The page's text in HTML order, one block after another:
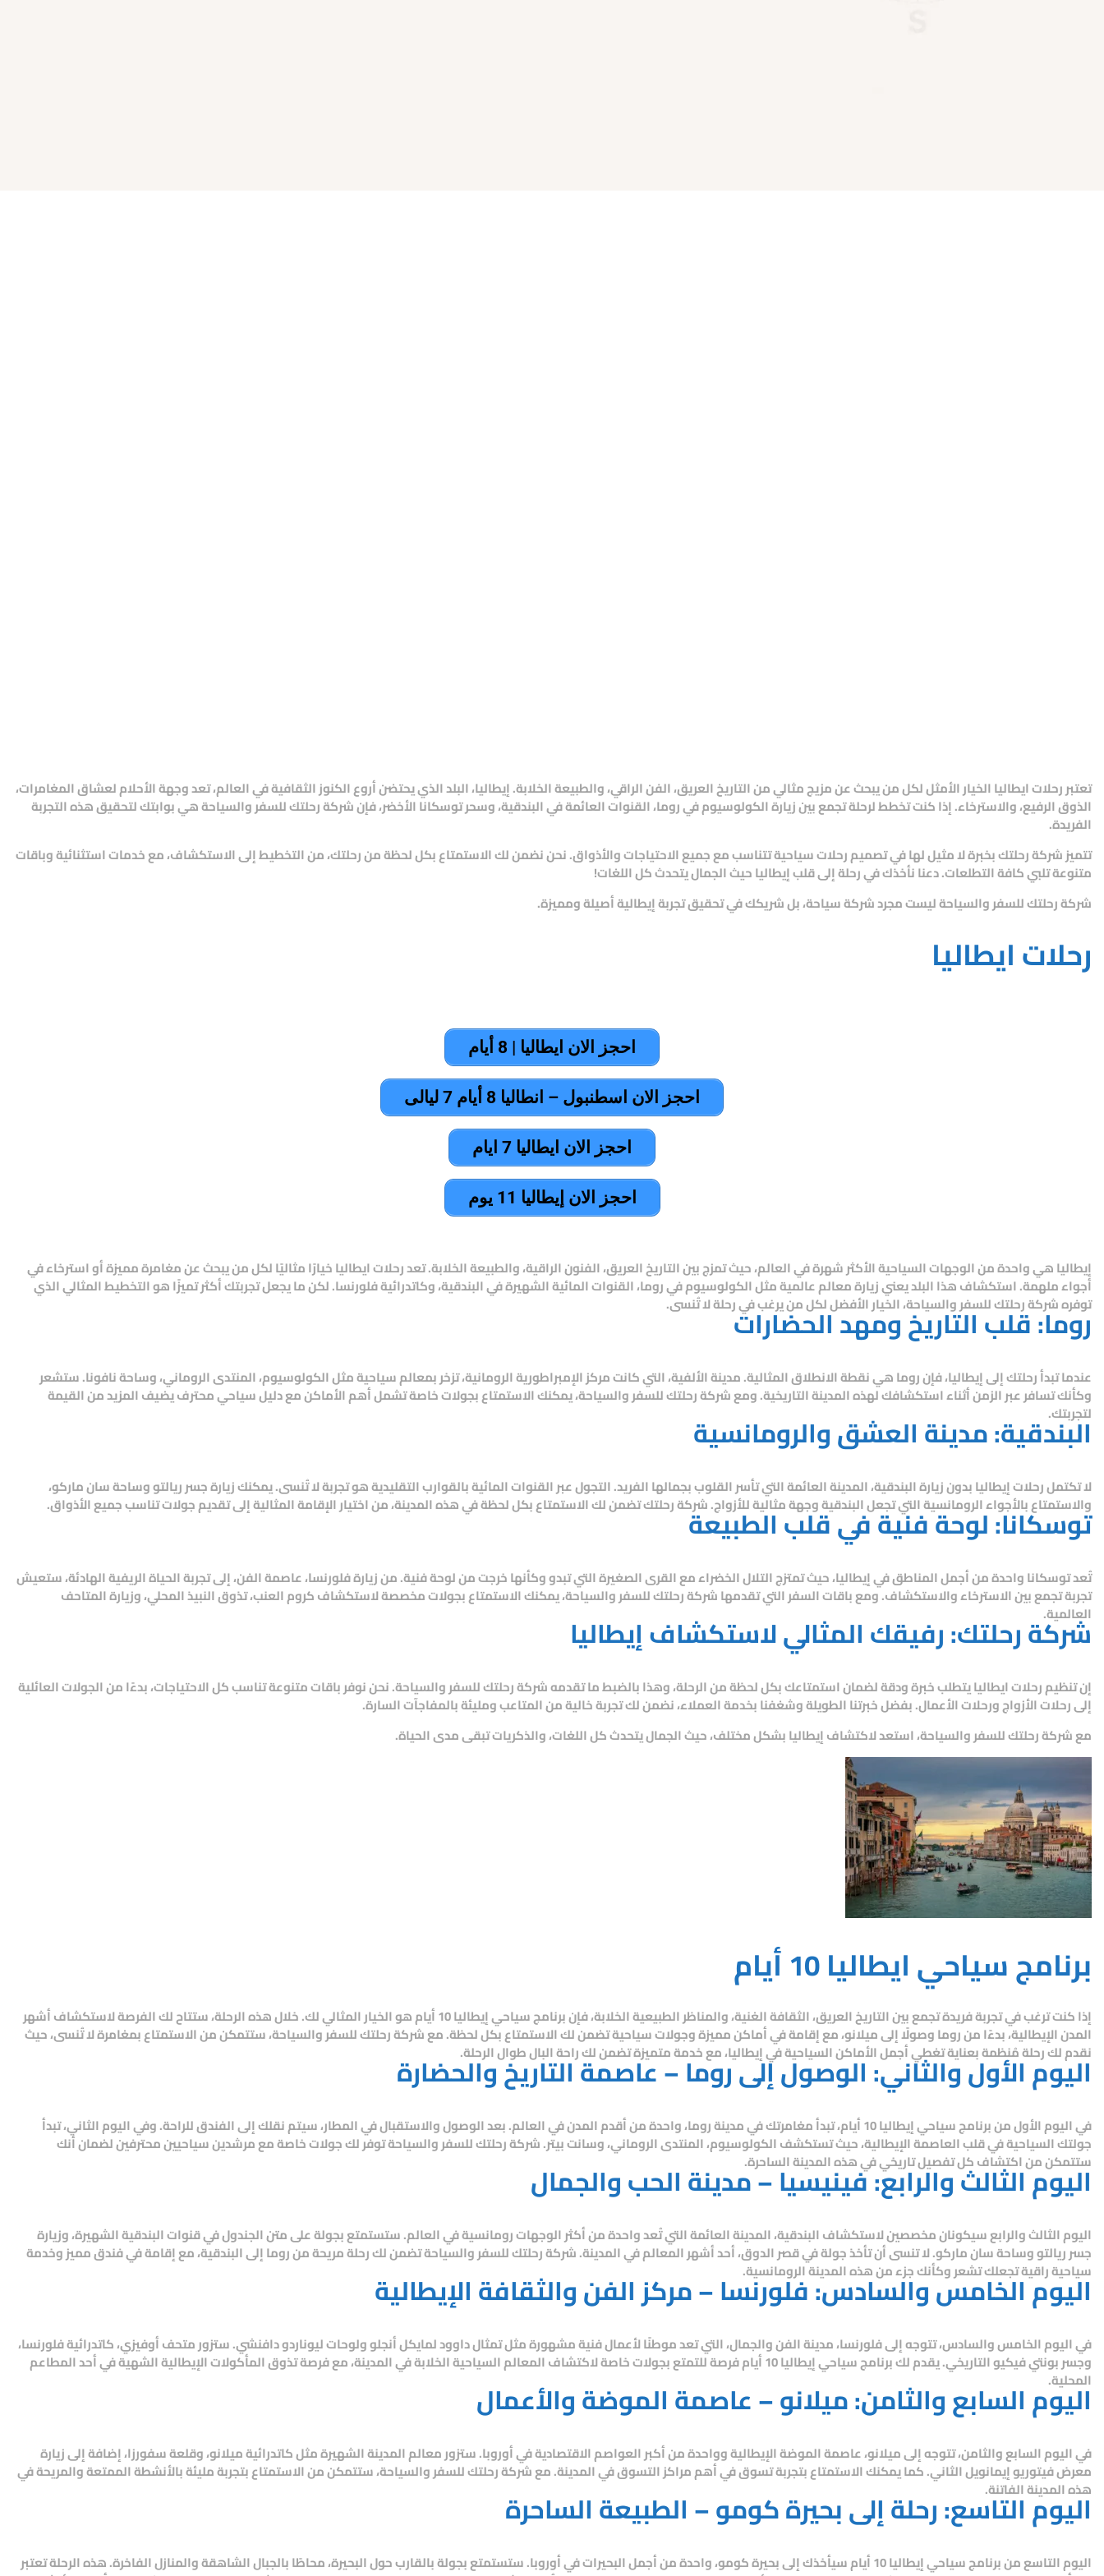
تعتبررحلات ايطالياالخيار الأمثل لكل من يبحث عن مزيج مثالي من التاريخ العريق، الفن الراقي، والطبيعة الخلابة. إيطاليا، البلد الذي يحتضن أروع الكنوز الثقافية في العالم، تعد وجهة الأحلام لعشاق المغامرات،
الذوق الرفيع، والاسترخاء. إذا كنت تخطط لرحلة تجمع بين زيارة الكولوسيوم في روما، القنوات العائمة في البندقية، وسحر توسكانا الأخضر، فإنشركة رحلتك للسفر والسياحةهي بوابتك لتحقيق هذه التجربة
الفريدة.
تتميز شركة رحلتك بخبرة لا مثيل لها في تصميم رحلات سياحية تتناسب مع جميع الاحتياجات والأذواق. نحن نضمن لك الاستمتاع بكل لحظة من رحلتك، من التخطيط إلى الاستكشاف، مع خدمات استثنائية وباقات
متنوعة تلبي كافة التطلعات. دعنا نأخذك في رحلة إلى قلب إيطاليا حيث الجمال يتحدث كل اللغات!
شركة رحلتك للسفر والسياحةليست مجرد شركة سياحة، بل شريكك في تحقيق تجربة إيطالية أصيلة ومميزة.
رحلات ايطاليا
احجز الان ايطاليا | 8 أيام
احجز الان اسطنبول – انطاليا 8 أيام 7 ليالى
احجز الان ايطاليا 7 ايام
احجز الان إيطاليا 11 يوم
إيطاليا هي واحدة من الوجهات السياحية الأكثر شهرة في العالم، حيث تمزج بين التاريخ العريق، الفنون الراقية، والطبيعة الخلابة. تعدرحلات ايطالياخيارًا مثاليًا لكل من يبحث عن مغامرة مميزة أو استرخاء في
أجواء ملهمة. استكشاف هذا البلد يعني زيارة معالم عالمية مثل الكولوسيوم في روما، القنوات المائية الشهيرة في البندقية، وكاتدرائية فلورنسا. لكن ما يجعل تجربتك أكثر تميزًا هو التخطيط المثالي الذي
توفرهشركة رحلتك للسفر والسياحة، الخيار الأفضل لكل من يرغب في رحلة لا تُنسى.
روما: قلب التاريخ ومهد الحضارات
عندما تبدأ رحلتك إلى إيطاليا، فإن روما هي نقطة الانطلاق المثالية. مدينة الألفية، التي كانت مركز الإمبراطورية الرومانية، تزخر بمعالم سياحية مثل الكولوسيوم، المنتدى الروماني، وساحة نافونا. ستشعر
وكأنك تسافر عبر الزمن أثناء استكشافك لهذه المدينة التاريخية. ومعشركة رحلتك للسفر والسياحة، يمكنك الاستمتاع بجولات خاصة تشمل أهم الأماكن مع دليل سياحي محترف يضيف المزيد من القيمة
لتجربتك.
البندقية: مدينة العشق والرومانسية
لا تكتملرحلات إيطاليابدون زيارة البندقية، المدينة العائمة التي تأسر القلوب بجمالها الفريد. التجول عبر القنوات المائية بالقوارب التقليدية هو تجربة لا تُنسى. يمكنك زيارة جسر ريالتو وساحة سان ماركو،
والاستمتاع بالأجواء الرومانسية التي تجعل البندقية وجهة مثالية للأزواج.شركة رحلتكتضمن لك الاستمتاع بكل لحظة في هذه المدينة، من اختيار الإقامة المثالية إلى تقديم جولات تناسب جميع الأذواق. توسكانا: لوحة فنية في قلب الطبيعة
تُعد توسكانا واحدة من أجمل المناطق في إيطاليا، حيث تمتزج التلال الخضراء مع القرى الصغيرة التي تبدو وكأنها خرجت من لوحة فنية. من زيارة فلورنسا، عاصمة الفن، إلى تجربة الحياة الريفية الهادئة، ستعيش
تجربة تجمع بين الاسترخاء والاستكشاف. ومع باقات السفر التي تقدمهاشركة رحلتك للسفر والسياحة، يمكنك الاستمتاع بجولات مخصصة لاستكشاف كروم العنب، تذوق النبيذ المحلي، وزيارة المتاحف
العالمية.
شركة رحلتك: رفيقك المثالي لاستكشاف إيطاليا
إن تنظيمرحلات ايطاليايتطلب خبرة ودقة لضمان استمتاعك بكل لحظة من الرحلة، وهذا بالضبط ما تقدمهشركة رحلتك للسفر والسياحة. نحن نوفر باقات متنوعة تناسب كل الاحتياجات، بدءًا من الجولات العائلية
إلى رحلات الأزواج ورحلات الأعمال. بفضل خبرتنا الطويلة وشغفنا بخدمة العملاء، نضمن لك تجربة خالية من المتاعب ومليئة بالمفاجآت السارة.
معشركة رحلتك للسفر والسياحة، استعد لاكتشاف إيطاليا بشكل مختلف، حيث الجمال يتحدث كل اللغات، والذكريات تبقى مدى الحياة.
برنامج سياحي ايطاليا 10 أيام
إذا كنت ترغب في تجربة فريدة تجمع بين التاريخ العريق، الثقافة الغنية، والمناظر الطبيعية الخلابة، فإنبرنامج سياحي إيطاليا 10 أيام هو الخيار المثالي لك. خلال هذه الرحلة، ستتاح لك الفرصة لاستكشاف أشهر
المدن الإيطالية، بدءًا من روما وصولًا إلى ميلانو، مع إقامة في أماكن مميزة وجولات سياحية تضمن لك الاستمتاع بكل لحظة. معشركة رحلتك للسفر والسياحة، ستتمكن من الاستمتاع بمغامرة لا تُنسى، حيث
نقدم لك رحلة مُنظمة بعناية تغطي أجمل الأماكن السياحية في إيطاليا، مع خدمة متميزة تضمن لك راحة البال طوال الرحلة.
اليوم الأول والثاني: الوصول إلى روما – عاصمة التاريخ والحضارة
في اليوم الأول منبرنامج سياحي إيطاليا 10 أيام ، تبدأ مغامرتك في مدينة روما، واحدة من أقدم المدن في العالم. بعد الوصول والاستقبال في المطار، سيتم نقلك إلى الفندق للراحة. وفي اليوم الثاني، تبدأ
جولتك السياحية في قلب العاصمة الإيطالية، حيث تستكشف الكولوسيوم، المنتدى الروماني، وسانت بيتر.شركة رحلتك للسفر والسياحةتوفر لك جولات خاصة مع مرشدين سياحيين محترفين لضمان أنك
ستتمكن من اكتشاف كل تفصيل تاريخي في هذه المدينة الساحرة.
اليوم الثالث والرابع: فينيسيا – مدينة الحب والجمال
اليوم الثالث والرابع سيكونان مخصصين لاستكشافالبندقية، المدينة العائمة التي تُعد واحدة من أكثر الوجهات رومانسية في العالم. ستستمتع بجولة على متن الجندول في قنوات البندقية الشهيرة، وزيارة
جسر ريالتو وساحة سان ماركو. لا تنسى أن تأخذ جولة في قصر الدوق، أحد أشهر المعالم في المدينة.شركة رحلتك للسفر والسياحةتضمن لك رحلة مريحة من روما إلى البندقية، مع إقامة في فندق مميز وخدمة
سياحية راقية تجعلك تشعر وكأنك جزء من هذه المدينة الرومانسية.
اليوم الخامس والسادس: فلورنسا – مركز الفن والثقافة الإيطالية
في اليوم الخامس والسادس، تتوجه إلىفلورنسا، مدينة الفن والجمال، التي تعد موطنًا لأعمال فنية مشهورة مثل تمثال داوود لمايكل أنجلو ولوحات ليوناردو دافنشي. ستزور متحف أوفيزي، كاتدرائية فلورنسا،
وجسر بونتي فيكيو التاريخي. يقدم لكبرنامج سياحي إيطاليا 10 أيام فرصة للتمتع بجولات خاصة لاكتشاف المعالم السياحية الخلابة في المدينة، مع فرصة تذوق المأكولات الإيطالية الشهية في أحد المطاعم
المحلية.
اليوم السابع والثامن: ميلانو – عاصمة الموضة والأعمال
في اليوم السابع والثامن، تتوجه إلىميلانو، عاصمة الموضة الإيطالية وواحدة من أكبر العواصم الاقتصادية في أوروبا. ستزور معالم المدينة الشهيرة مثل كاتدرائية ميلانو، وقلعة سفورزا، إضافة إلى زيارة
معرض فيتوريو إيمانويل الثاني. كما يمكنك الاستمتاع بتجربة تسوق في أهم مراكز التسوق في المدينة. معشركة رحلتك للسفر والسياحة، ستتمكن من الاستمتاع بتجربة مليئة بالأنشطة الممتعة والمريحة في
هذه المدينة الفاتنة.
اليوم التاسع: رحلة إلى بحيرة كومو – الطبيعة الساحرة
اليوم التاسع منبرنامج سياحي إيطاليا 10 أيام سيأخذك إلىبحيرة كومو، واحدة من أجمل البحيرات في أوروبا. ستستمتع بجولة بالقارب حول البحيرة، محاطًا بالجبال الشاهقة والمنازل الفاخرة. هذه الرحلة تعتبر